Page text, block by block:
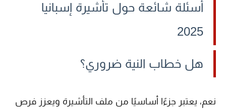
أسئلة شائعة حول تأشيرة إسبانيا
2025
هل خطاب النية ضروري؟
نعم، يعتبر جزءًا أساسيًا من ملف التأشيرة ويعزز فرص